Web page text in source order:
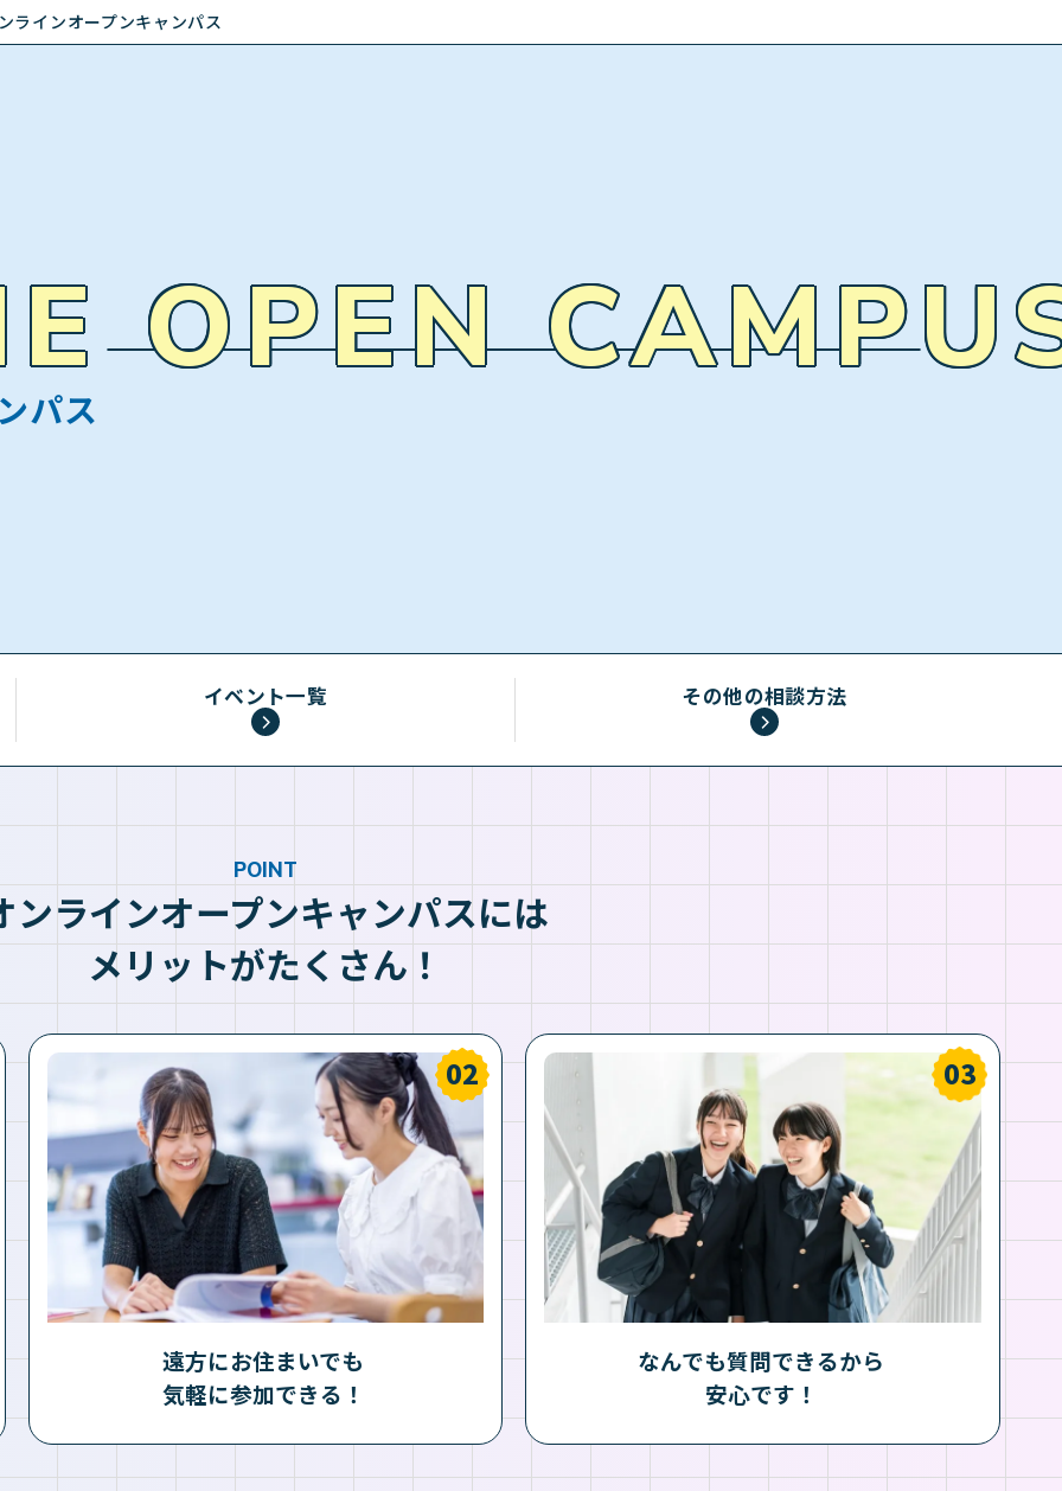
ラインオープンキャンパス
パス
OPEN
イベント一覧 その他の相談方法
ンラインオープンキャンパスには
メリットがたくさん！
POINT
遠方にお住まいでも
気軽に参加できる！
なんでも質問できるから
安心です！